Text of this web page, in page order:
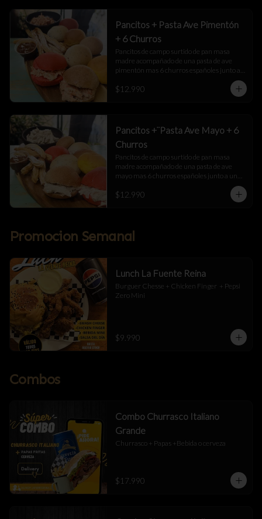
Pancitos + Pasta Ave Pimentón
+ 6 Churros
Pancitos de campo surtido de pan masa
madre acompañado de una pasta de ave
pimentón mas 6 churros españoles junto a
$12.990
Pancitos +¨Pasta Ave Mayo + 6
Churros
Pancitos de campo surtido de pan masa
madre acompañado de una pasta de ave
mayo mas 6 churros españoles junto a una
$12.990
Promocion Semanal
Lunch La Fuente Reina
Burguer Chesse + Chicken Finger  + Pepsi
Zero Mini
$9.990
Combos
Combo Churrasco Italiano
Grande
Churrasco + Papas +Bebida o cerveza
$17.990